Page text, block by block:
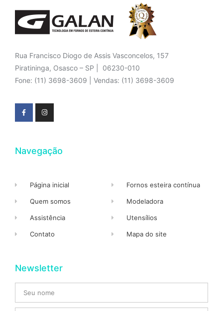
Rua Francisco Diogo de Assis Vasconcelos, 157
Piratininga, Osasco – SP | 06230-010
Fone: (11) 3698-3609 | Vendas: (11) 3698-3609
Navegação
Página inicial
Quem somos
Assistência
Contato
Fornos esteira contínua
Modeladora
Utensílios
Mapa do site
Newsletter